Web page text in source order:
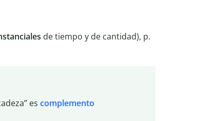
de tiempo y de cantidad), p.
es complemento